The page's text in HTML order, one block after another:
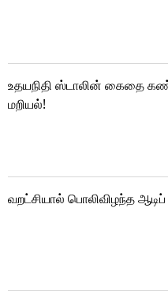
உதயநிதி ஸ்டாலின் கைதை
மறியல்!
வறட்சியால் பொலிவிழந்த ஆடிப்